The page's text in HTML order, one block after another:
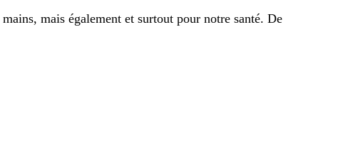
mais également et surtout pour notre santé. De